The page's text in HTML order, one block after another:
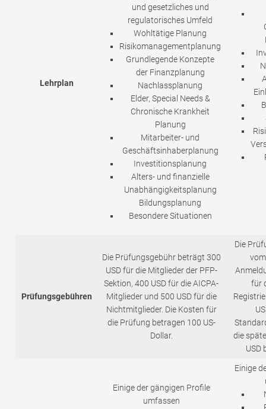
Lehrplan
und gesetzliches und
regulatorisches Umfeld
Wohltätige Planung
Risikomanagementplanung
Grundlegende Konzepte
der Finanzplanung
Nachlassplanung
Elder, Special Needs &
Chronische Krankheit
Planung
Mitarbeiter- und
Geschäftsinhaberplanung
Investitionsplanung
Alters- und finanzielle
Unabhängigkeitsplanung
Bildungsplanung
Besondere Situationen
Prüfungsgebühren
Die Prüfungsgebühr beträgt 300
USD für die Mitglieder der PFP-
Sektion, 400 USD für die AICPA-
Mitglieder und 500 USD für die
Nichtmitglieder. Die Kosten für
die Prüfung betragen 100 US-
Dollar.
Die
für
die
USD
Einige der gängigen Profile
umfassen
Einige